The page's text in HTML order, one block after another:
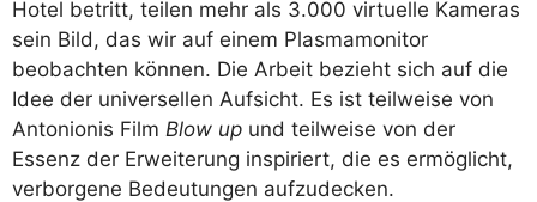
Hotel betritt, teilen mehr als 3.000 virtuelle Kameras
sein Bild, das wir auf einem Plasmamonitor
beobachten können. Die Arbeit bezieht sich auf die
Idee der universellen Aufsicht. Es ist teilweise von
Antonionis Film Blow up und teilweise von der
Essenz der Erweiterung inspiriert, die es ermöglicht,
verborgene Bedeutungen aufzudecken.